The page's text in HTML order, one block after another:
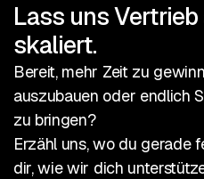
Lass uns Vertrieb
skaliert.
Bereit, mehr Zeit zu
auszubauen oder endlich
zu bringen?
Erzähl uns, wo du gerade
dir, wie wir dich